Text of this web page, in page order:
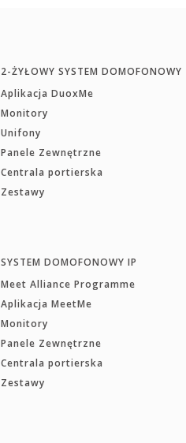
2-ŻYŁOWY SYSTEM DOMOFONOWY
Aplikacja DuoxMe
Monitory
Unifony
Panele Zewnętrzne
Centrala portierska
Zestawy
SYSTEM DOMOFONOWY IP
Meet Alliance Programme
Aplikacja MeetMe
Monitory
Panele Zewnętrzne
Centrala portierska
Zestawy